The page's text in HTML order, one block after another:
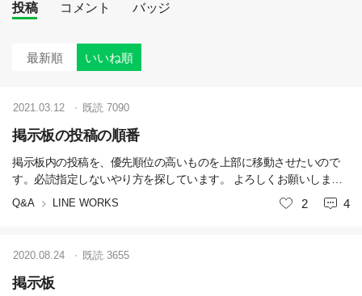
投稿 コメント バッジ
最新順 いいね順
掲示板の投稿の順番
掲示板内の投稿を、優先順位の高いものを上部に移動させたいので
す。必読指定しないやり方を探しています。 よろしくお願いしま
す。
Q&A LINE WORKS
2021.03.12 既読 7090
いいね
2 4
掲示板
2020.08.24 既読 3655